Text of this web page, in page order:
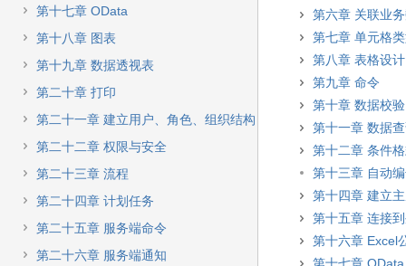
第十七章 OData
第十八章 图表
第十九章 数据透视表
第二十章 打印
第二十一章 建立用户、角色、组织结构
第二十二章 权限与安全
第二十三章 流程
第二十四章 计划任务
第二十五章 服务端命令
第二十六章 服务端通知
第六章 关联业
第七章 单元格
第八章 表格设计
第九章 命令
第十章 数据校验
第十一章 数据
第十二章 条件
第十三章 自动
第十四章 建立
第十五章 连接
第十六章 Excel